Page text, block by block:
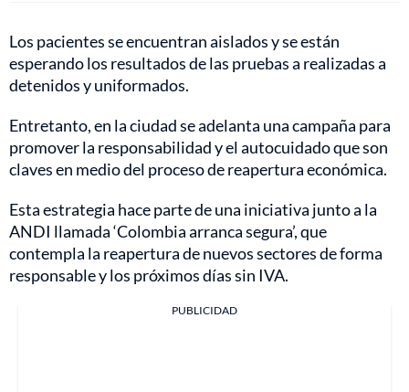
Los pacientes se encuentran aislados y se están
esperando los resultados de las pruebas a realizadas a
detenidos y uniformados.
Entretanto, en la ciudad se adelanta una campaña para
promover la responsabilidad y el autocuidado que son
claves en medio del proceso de reapertura económica.
Esta estrategia hace parte de una iniciativa junto a la
ANDI llamada ‘Colombia arranca segura’, que
contempla la reapertura de nuevos sectores de forma
responsable y los próximos días sin IVA.
PUBLICIDAD